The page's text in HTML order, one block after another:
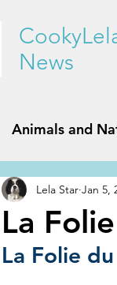
News
Animals and
and Geography
Sports and
La
Lela Star Jan 5,
La Folie